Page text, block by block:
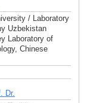
/ Laboratory
Uzbekistan
Laboratory of
Chinese
Dr.